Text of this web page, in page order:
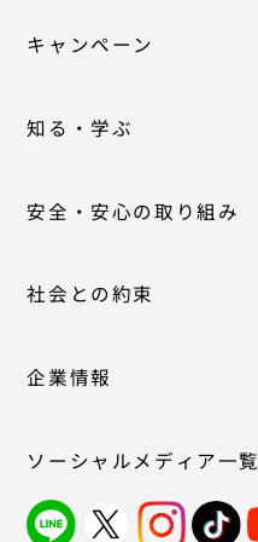
キャンペーン
知る・学ぶ
安全・安心の取り組み
社会との約束
企業情報
ソーシャルメディア一覧